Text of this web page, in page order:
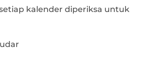
kalender diperiksa untuk